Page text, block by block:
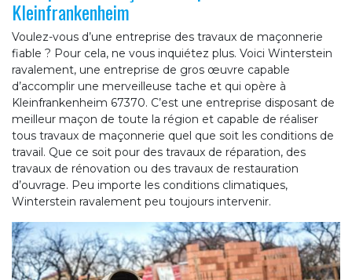
Kleinfrankenheim
Voulez-vous d’une entreprise des travaux de maçonnerie
fiable ? Pour cela, ne vous inquiétez plus. Voici Winterstein
ravalement, une entreprise de gros œuvre capable
d’accomplir une merveilleuse tache et qui opère à
Kleinfrankenheim 67370. C’est une entreprise disposant de
meilleur maçon de toute la région et capable de réaliser
tous travaux de maçonnerie quel que soit les conditions de
travail. Que ce soit pour des travaux de réparation, des
travaux de rénovation ou des travaux de restauration
d’ouvrage. Peu importe les conditions climatiques,
Winterstein ravalement peu toujours intervenir.